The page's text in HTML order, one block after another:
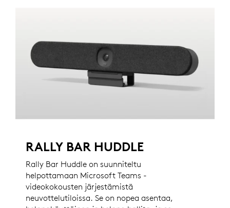
RALLY BAR HUDDLE
Rally Bar Huddle on suunniteltu
helpottamaan Microsoft Teams -
videokokousten järjestämistä
neuvottelutiloissa. Se on nopea asentaa,